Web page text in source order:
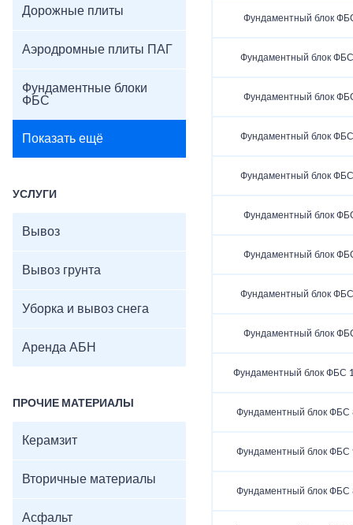
Дорожные плиты
Аэродромные плиты ПАГ
Фундаментные блоки
ФБС
Показать ещё
УСЛУГИ
Вывоз
Вывоз грунта
Уборка и вывоз снега
Аренда АБН
ПРОЧИЕ МАТЕРИАЛЫ
Керамзит
Вторичные материалы
Асфальт
Фундаментный блок
Фундаментный блок
Фундаментный блок
Фундаментный блок
Фундаментный блок
Фундаментный блок
Фундаментный блок
Фундаментный блок
Фундаментный блок
Фундаментный блок ФБС
Фундаментный блок ФБС
Фундаментный блок ФБС
Фундаментный блок ФБС